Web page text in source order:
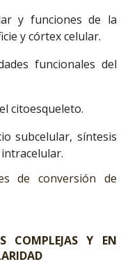
y funciones de la
y córtex celular.
funcionales del
citoesqueleto.
subcelular, síntesis
de conversión de
COMPLEJAS Y EN